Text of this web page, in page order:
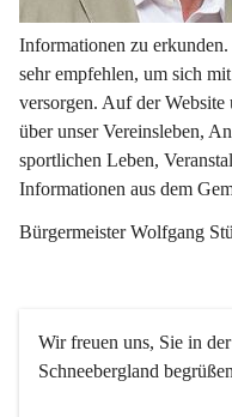
Informationen zu
sehr empfehlen, um sich
versorgen. Auf der
über unser Vereinsleben,
sportlichen Leben,
Informationen aus dem
Bürgermeister Wolfgang
Wir freuen uns, Sie in
Schneebergland